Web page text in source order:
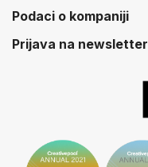
Podaci o kompaniji
Prijava na newsletter